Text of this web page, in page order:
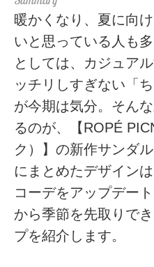
暖かくなり、夏に向
いと思っている人も
としては、カジュア
ッチリしすぎない「
が今期は気分。そん
るのが、【ROPÉ
ク）】の新作サンダ
にまとめたデザイン
コーデをアップデー
から季節を先取りで
プを紹介します。